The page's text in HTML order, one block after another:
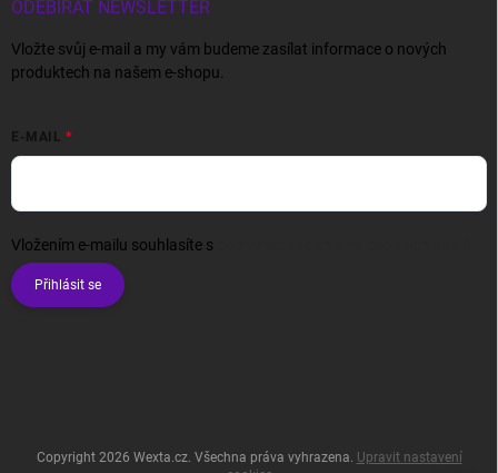
ODEBÍRAT NEWSLETTER
Vložte svůj e-mail a my vám budeme zasílat informace o nových
produktech na našem e-shopu.
E-MAIL
Vložením e-mailu souhlasíte s
Přihlásit se
Copyright 2026 Wexta.cz. Všechna práva vyhrazena. Upravit nastavení